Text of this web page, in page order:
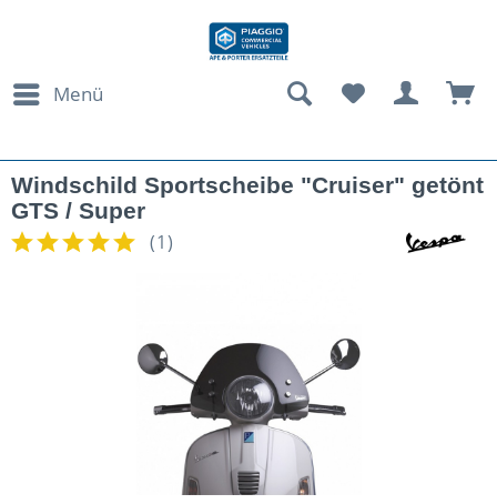
Menü
Windschild Sportscheibe "Cruiser" getönt
GTS / Super
(1)